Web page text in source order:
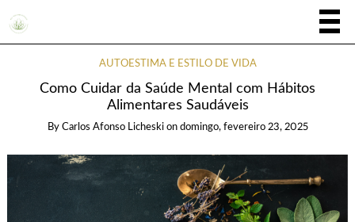
AUTOESTIMA E ESTILO DE VIDA
Como Cuidar da Saúde Mental com Hábitos
Alimentares Saudáveis
By Carlos Afonso Licheski on domingo, fevereiro 23, 2025